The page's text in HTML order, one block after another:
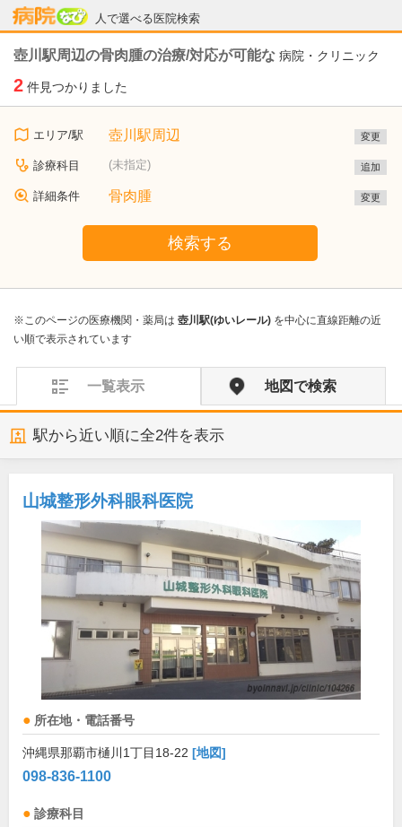
人で選べる医院検索
病院なび
壺川駅周辺の骨肉腫の治療/対応が可能な 病院・クリニック
2 件見つかりました
エリア/駅 壺川駅周辺 変更
診療科目 (未指定) 追加
詳細条件 骨肉腫 変更
検索する
※このページの医療機関・薬局は 壺川駅(ゆいレール) を中心に直線距離の近
い順で表示されています
一覧表示 地図で検索
駅から近い順に全2件を表示
山城整形外科眼科医院
所在地・電話番号
沖縄県那覇市樋川1丁目18-22 [地図]
098-836-1100
診療科目